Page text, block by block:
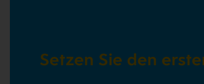
Setzen Sie den